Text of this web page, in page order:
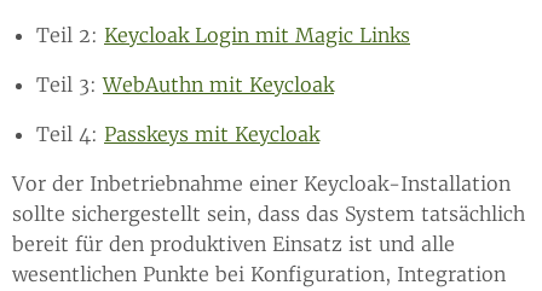
Teil 2: Keycloak Login mit Magic Links
Teil 3:WebAuthn mit Keycloak
Teil 4: Passkeys mit Keycloak
Vor der Inbetriebnahme einer Keycloak-Installation
sollte sichergestellt sein, dass das System tatsächlich
bereit für den produktiven Einsatz ist und alle
wesentlichen Punkte bei Konfiguration, Integration